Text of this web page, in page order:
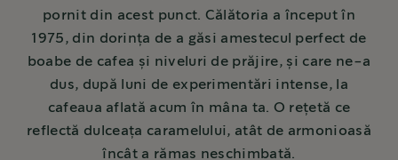
pornit din acest punct. Călătoria a început în
1975, din dorința de a găsi amestecul perfect de
boabe de cafea și niveluri de prăjire, și care ne-a
dus, după luni de experimentări intense, la
cafeaua aflată acum în mâna ta. O rețetă ce
reflectă dulceața caramelului, atât de armonioasă
încât a rămas neschimbată.